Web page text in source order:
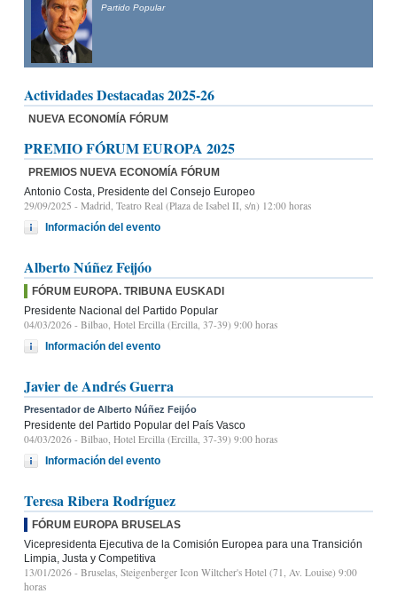
Partido Popular
Actividades Destacadas 2025-26
NUEVA ECONOMÍA FÓRUM
PREMIO FÓRUM EUROPA 2025
PREMIOS NUEVA ECONOMÍA FÓRUM
Antonio Costa, Presidente del Consejo Europeo
29/09/2025 - Madrid, Teatro Real (Plaza de Isabel II, s/n) 12:00 horas
Información del evento
Alberto Núñez Feijóo
FÓRUM EUROPA. TRIBUNA EUSKADI
Presidente Nacional del Partido Popular
04/03/2026 - Bilbao, Hotel Ercilla (Ercilla, 37-39) 9:00 horas
Información del evento
Javier de Andrés Guerra
Presentador de Alberto Núñez Feijóo
Presidente del Partido Popular del País Vasco
04/03/2026 - Bilbao, Hotel Ercilla (Ercilla, 37-39) 9:00 horas
Información del evento
Teresa Ribera Rodríguez
FÓRUM EUROPA BRUSELAS
Vicepresidenta Ejecutiva de la Comisión Europea para una Transición
Limpia, Justa y Competitiva
13/01/2026 - Bruselas, Steigenberger Icon Wiltcher's Hotel (71, Av. Louise) 9:00
horas